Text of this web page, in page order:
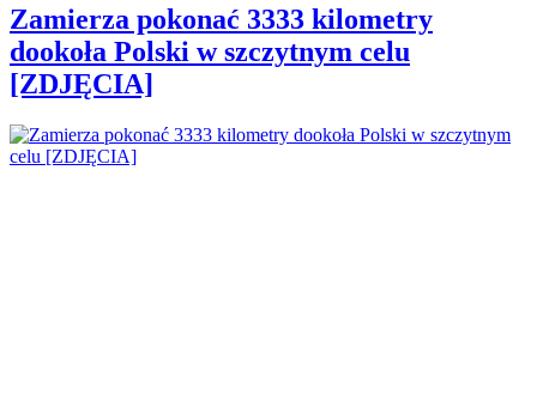
Zamierza pokonać 3333 kilometry
dookoła Polski w szczytnym celu
[ZDJĘCIA]